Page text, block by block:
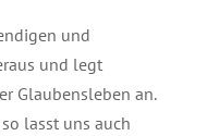
und
und legt
Glaubensleben an.
lasst uns auch